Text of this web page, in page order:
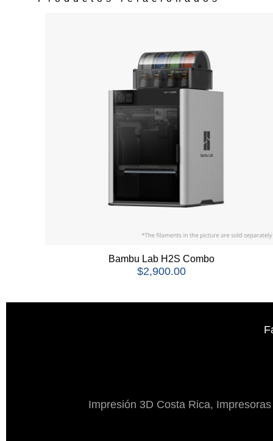
Bambu Lab H2S Combo
$2,900.00
Impresión 3D Costa Rica,